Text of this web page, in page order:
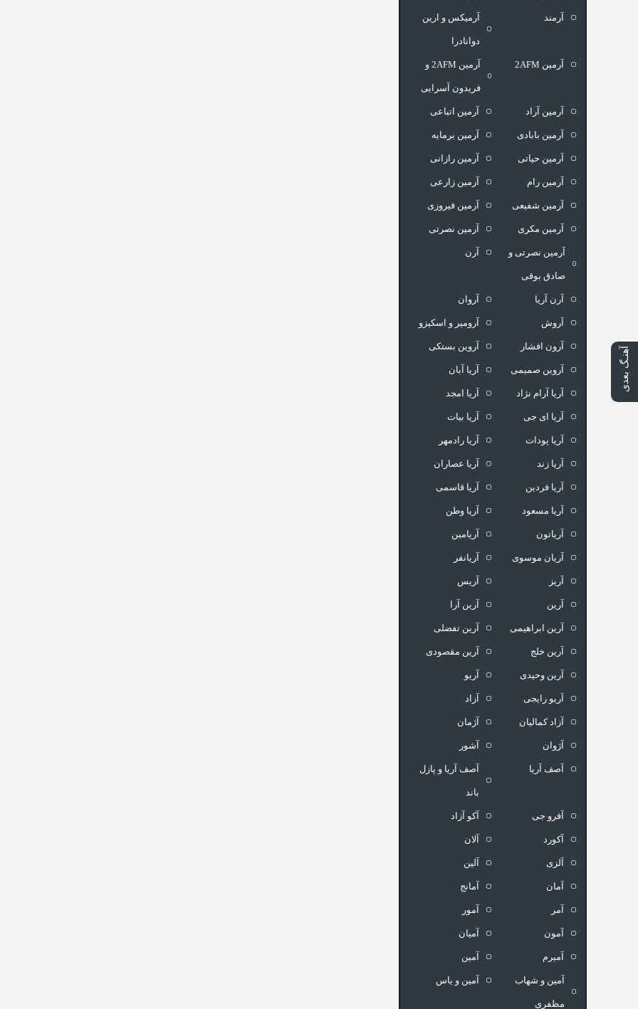
آهنـگ بعدی
آرمند آرمیکس و ارین
دوانادرا
آرمین 2AFM آرمین 2AFM و
فریدون آسرایی
آرمین آراد آرمین اتباعی
آرمین بابادی آرمین برمایه
آرمین حیاتی آرمین رازانی
آرمین رام آرمین زارعی
آرمین شفیعی آرمین فیروزی
آرمین مکری آرمین نصرتی
آرمین نصرتی و
صادق بوقی
آرن
آرن آریا آروان
آروش آرومیر و اسکیزو
آرون افشار آروین بستکی
آروین صمیمی آریا آبان
آریا آرام نژاد آریا امجد
آریا ای جی آریا بیات
آریا پودات آریا رادمهر
آریا زند آریا عصاران
آریا فردین آریا قاسمی
آریا مسعود آریا وطن
آریاتون آریامین
آریان موسوی آریانفر
آریز آریس
آرین آرین آرا
آرین ابراهیمی آرین تفضلی
آرین خلج آرین مقصودی
آرین وحیدی آریو
آریو رایجی آزاد
آزاد کمالیان آژمان
آژوان آشور
آصف آریا آصف آریا و پازل
باند
آفرو جی آکو آزاد
آکورد آلان
آلزی آلین
آمان آمانج
آمر آمور
آمون آمیان
آمیرم آمین
آمین و شهاب
مظفری
آمین و یاس